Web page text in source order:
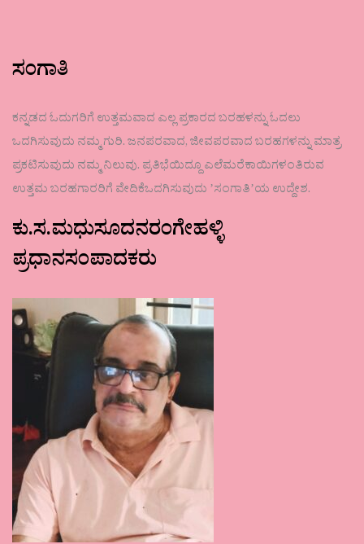
ಸಂಗಾತಿ
ಕನ್ನಡದ ಓದುಗರಿಗೆ ಉತ್ತಮವಾದ ಎಲ್ಲ ಪ್ರಕಾರದ ಬರಹಳನ್ನು ಓದಲು
ಒದಗಿಸುವುದು ನಮ್ಮ ಗುರಿ. ಜನಪರವಾದ, ಜೀವಪರವಾದ ಬರಹಗಳನ್ನು ಮಾತ್ರ
ಪ್ರಕಟಿಸುವುದು ನಮ್ಮ ನಿಲುವು. ಪ್ರತಿಭೆಯಿದ್ದೂ ಎಲೆಮರೆಕಾಯಿಗಳಂತಿರುವ
ಉತ್ತಮ ಬರಹಗಾರರಿಗೆ ವೇದಿಕೆಒದಗಿಸುವುದು ʼಸಂಗಾತಿʼಯ ಉದ್ದೇಶ.
ಕು.ಸ.ಮಧುಸೂದನರಂಗೇಹಳ್ಳಿ
ಪ್ರಧಾನಸಂಪಾದಕರು